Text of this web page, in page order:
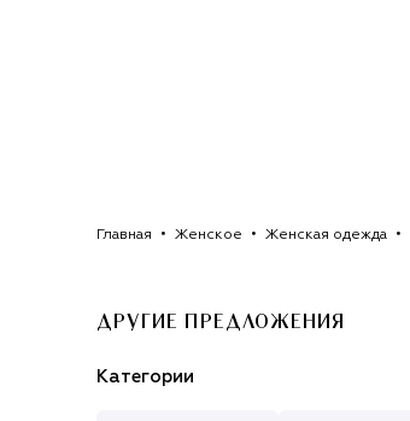
Главная Женское Женская одежда
ДРУГИЕ ПРЕДЛОЖЕНИЯ
Категории